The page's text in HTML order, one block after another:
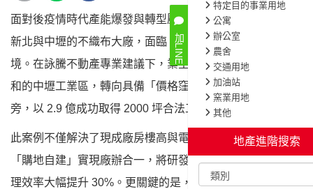
面對後疫情時代產能爆發與轉型壓力，一家原分散於
新北與中壢的不織布大廠，面臨「有單無產能」的困
境。在詠騰不動產專業建議下，業主放棄土地單價高昂且飽
和的中壢工業區，轉向具備「價格窪地」優勢的楊梅省道
旁，以 2.9 億成功取得 2000 坪合法工業用地。
此案例不僅解決了現成廠房樓高與電力不足的痛點，更透過
「購地自建」實現廠辦合一，將研發、生產與物流整合，管
理效率大幅提升 30%。更關鍵的是，選擇具備正式廠登的